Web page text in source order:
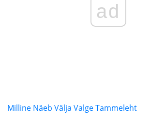
ad
Milline Näeb Välja Valge Tammeleht